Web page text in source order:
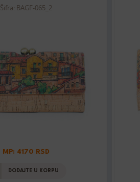
Šifra: BAGF-065_2
MP: 4170 RSD
DODAJTE U KORPU